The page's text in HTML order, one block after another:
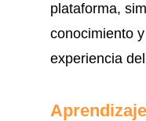
plataforma,
conocimiento
experiencia